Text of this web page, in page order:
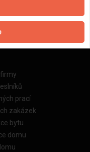
online
prací
zakázek
bytu
domu